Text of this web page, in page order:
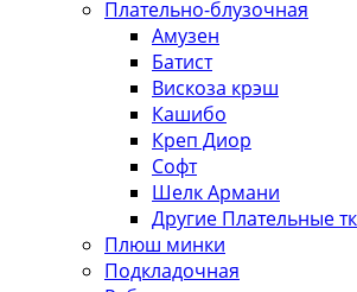
Плательно-блузочная
Амузен
Батист
Вискоза крэш
Кашибо
Креп Диор
Софт
Шелк Армани
Другие Плательные
Плюш минки
Подкладочная